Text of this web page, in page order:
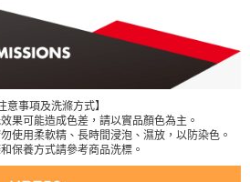
意事項及洗滌方式】
果可能造成色差，請以實品顏色為主。
使用柔軟精、長時間浸泡、濕放，以防染色。
保養方式請參考商品洗標。